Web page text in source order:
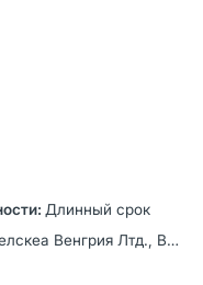
Длинный срок
Опелла Хелскеа Венгрия Лтд., Венгрия